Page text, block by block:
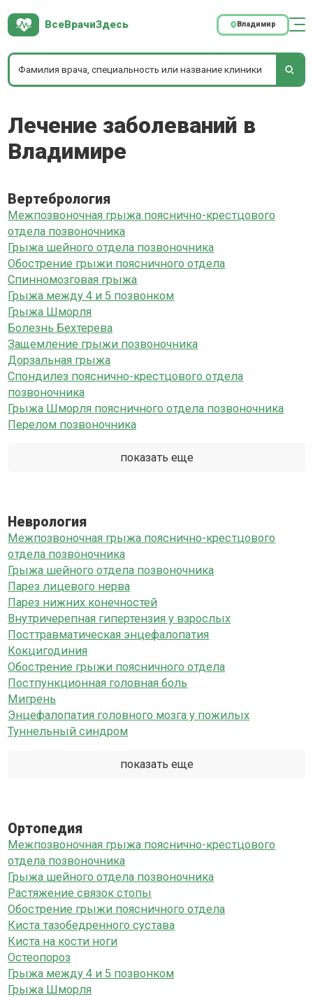
ВсеВрачиЗдесь Владимир
Лечение заболеваний в
Владимире
Вертебрология
Межпозвоночная грыжа пояснично-крестцового
отдела позвоночника
Грыжа шейного отдела позвоночника
Обострение грыжи поясничного отдела
Спинномозговая грыжа
Грыжа между 4 и 5 позвонком
Грыжа Шморля
Болезнь Бехтерева
Защемление грыжи позвоночника
Дорзальная грыжа
Спондилез пояснично-крестцового отдела
позвоночника
Грыжа Шморля поясничного отдела позвоночника
Перелом позвоночника
показать еще
Неврология
Межпозвоночная грыжа пояснично-крестцового
отдела позвоночника
Грыжа шейного отдела позвоночника
Парез лицевого нерва
Парез нижних конечностей
Внутричерепная гипертензия у взрослых
Посттравматическая энцефалопатия
Кокцигодиния
Обострение грыжи поясничного отдела
Постпункционная головная боль
Мигрень
Энцефалопатия головного мозга у пожилых
Туннельный синдром
показать еще
Ортопедия
Межпозвоночная грыжа пояснично-крестцового
отдела позвоночника
Грыжа шейного отдела позвоночника
Растяжение связок стопы
Обострение грыжи поясничного отдела
Киста тазобедренного сустава
Киста на кости ноги
Остеопороз
Грыжа между 4 и 5 позвонком
Грыжа Шморля